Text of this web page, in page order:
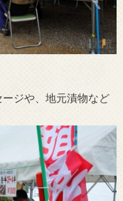
ジや、地元漬物など